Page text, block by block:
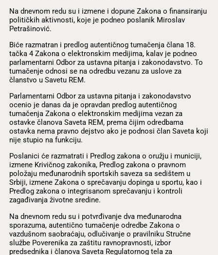
Na dnevnom redu su i izmene i dopune Zakona o finansiranju
političkih aktivnosti, koje je podneo poslanik Miroslav
Petrašinović.
Biće razmatran i predlog autentičnog tumačenja člana 18.
tačka 4 Zakona o elektronskim medijima, kalav je podneo
parlamentarni Odbor za ustavna pitanja i zakonodavstvo. To
tumačenje odnosi se na odredbu vezanu za uslove za
članstvo u Savetu REM.
Parlamentarni Odbor za ustavna pitanja i zakonodavstvo
ocenio je danas da je opravdan predlog autentičnog
tumačenja Zakona o elektronskim medijima vezan za
ostavke članova Saveta REM, prema čijim odredbama
ostavka nema pravno dejstvo ako je podnosi član Saveta koji
nije stupio na funkciju.
Poslanici će razmatrati i Predlog zakona o oružju i municiji,
izmene Krivičnog zakonika, Predlog zakona o pravnom
položaju međunarodnih sportskih saveza sa sedištem u
Srbiji, izmene Zakona o sprečavanju dopinga u sportu, kao i
Predlog zakona o integrisanom sprečavanju i kontroli
zagađivanja životne sredine.
Na dnevnom redu su i potvrđivanje dva međunarodna
sporazuma, autentično tumačenje odredbe Zakona o
vazdušnom saobraćaju, odlučivanje o pravilniku Stručne
službe Poverenika za zaštitu ravnopravnosti, izbor
predsednika i članova Saveta Regulatornog tela za